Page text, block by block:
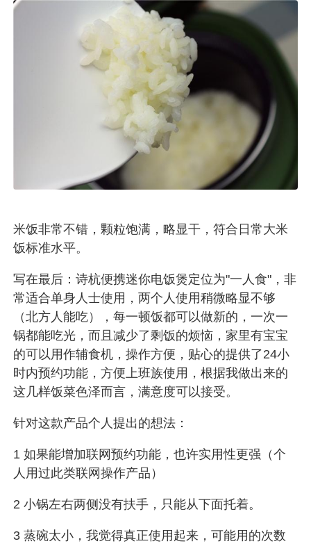
米饭非常不错，颗粒饱满，略显干，符合日常大米
饭标准水平。
写在最后：诗杭便携迷你电饭煲定位为"一人食"，非
常适合单身人士使用，两个人使用稍微略显不够
（北方人能吃），每一顿饭都可以做新的，一次一
锅都能吃光，而且减少了剩饭的烦恼，家里有宝宝
的可以用作辅食机，操作方便，贴心的提供了24小
时内预约功能，方便上班族使用，根据我做出来的
这几样饭菜色泽而言，满意度可以接受。
针对这款产品个人提出的想法：
1 如果能增加联网预约功能，也许实用性更强（个
人用过此类联网操作产品）
2 小锅左右两侧没有扶手，只能从下面托着。
3 蒸碗太小，我觉得真正使用起来，可能用的次数